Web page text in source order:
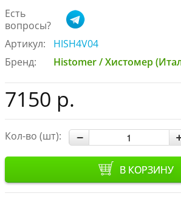
Есть
вопросы?
Артикул:
HISH4V04
Бренд:
Histomer / Хистомер
7150 р.
Кол-во (шт):
В КОРЗИНУ